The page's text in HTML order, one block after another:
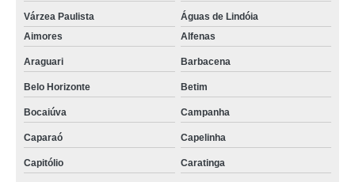
Várzea Paulista
Águas de Lindóia
Aimores
Alfenas
Araguari Barbacena
Belo Horizonte Betim
Bocaiúva Campanha
Caparaó Capelinha
Capitólio Caratinga